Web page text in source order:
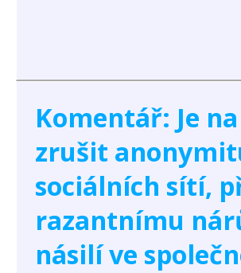
Komentář: Je
zrušit
sociálních sítí,
razantnímu
násilí ve